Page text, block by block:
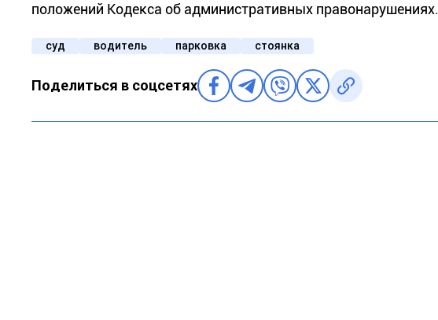
положений Кодекса об административных правонарушениях.
суд водитель парковка стоянка
Поделиться в соцсетях